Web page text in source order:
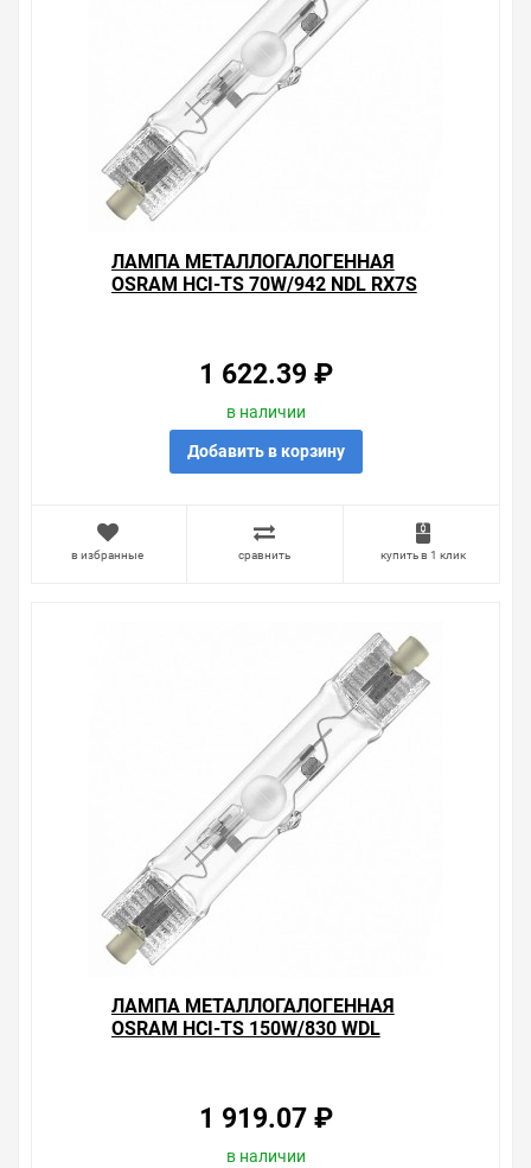
Свяжитесь с нами любым способом, который для вас
наиболее удобен. С удовольствием ответим на все
ЛАМПА МЕТАЛЛОГАЛОГЕННАЯ
OSRAM HCI-TS 70W/942 NDL RX7S
1 622.39 ₽
в наличии
Добавить в корзину
в избранные сравнить купить в 1 клик
ЛАМПА МЕТАЛЛОГАЛОГЕННАЯ
OSRAM HCI-TS 150W/830 WDL
1 919.07 ₽
в наличии